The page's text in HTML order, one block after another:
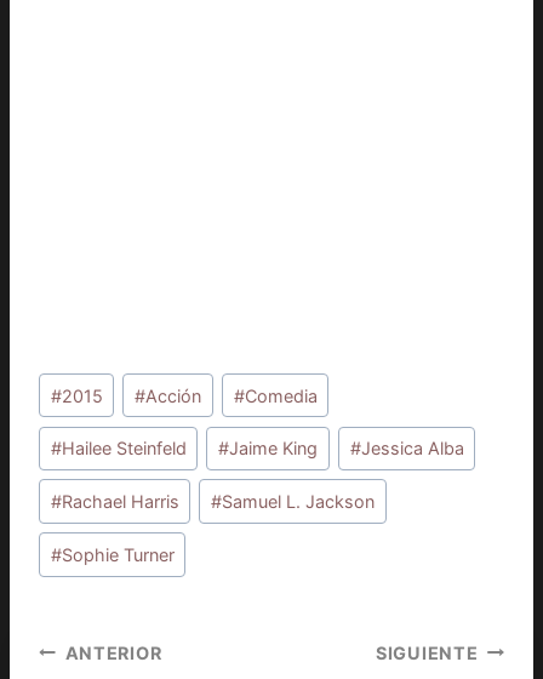
Etiquetas
de
la
entrada:
#2015 #Acción #Comedia
#Hailee Steinfeld #Jaime King #Jessica Alba
#Rachael Harris #Samuel L. Jackson
#Sophie Turner
Navegación
ANTERIOR SIGUIENTE